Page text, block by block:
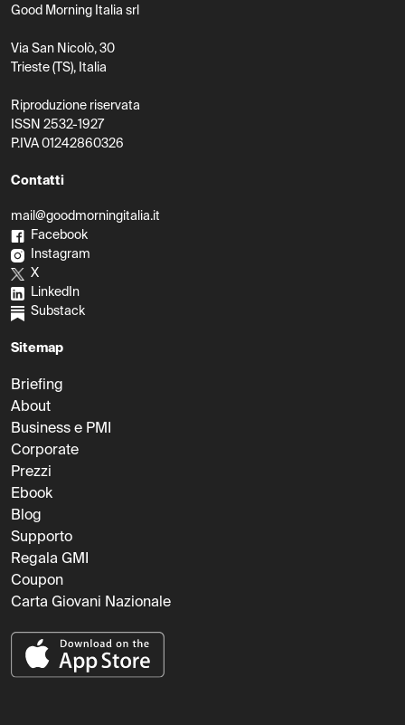
Good Morning Italia srl
Via San Nicolò, 30
Trieste (TS), Italia
Riproduzione riservata
ISSN 2532-1927
P.IVA 01242860326
Contatti
mail@goodmorningitalia.it
Facebook
Instagram
X
LinkedIn
Substack
Sitemap
Briefing
About
Business e PMI
Corporate
Prezzi
Ebook
Blog
Supporto
Regala GMI
Coupon
Carta Giovani Nazionale